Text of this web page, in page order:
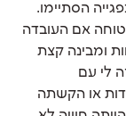
הסתיימו.
אם העובדה
ומבינה קצת
לי עם
או הקשתה